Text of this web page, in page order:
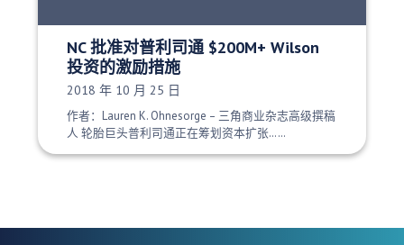
NC 批准对普利司通 $200M+ Wilson
投资的激励措施
发布日期：
2018 年 10 月 25 日
作者：Lauren K. Ohnesorge – 三角商业杂志高级撰稿
人 轮胎巨头普利司通正在筹划资本扩张……